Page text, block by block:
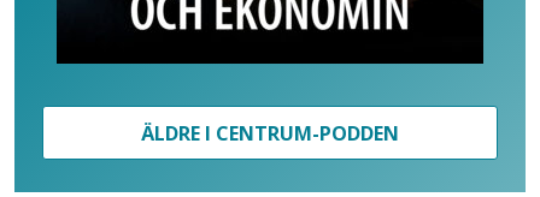
ÄLDRE I CENTRUM-PODDEN